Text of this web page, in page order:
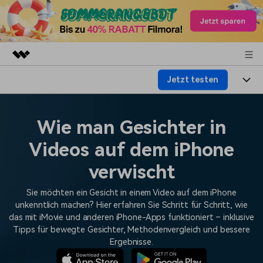
Dienstprogramme
Überblick
Lösungen
Shop
Support
Jetzt testen
Plattformen
Funktionen
Audio
Wer
Video-Lösungen
Ressourcen
Video-Prompts
Über 100 heiße Video-
Meisterkurs
Beherrschen Sie
Hilfe-Center
Erste Schritte
Wie man Gesichter in
Videos auf dem iPhone
verwischt
Sie möchten ein Gesicht in einem Video auf dem iPhone
unkenntlich machen? Hier erfahren Sie Schritt für Schritt, wie
das mit iMovie und anderen iPhone-Apps funktioniert – inklusive
Tipps für bewegte Gesichter, Methodenvergleich und bessere
Ergebnisse.